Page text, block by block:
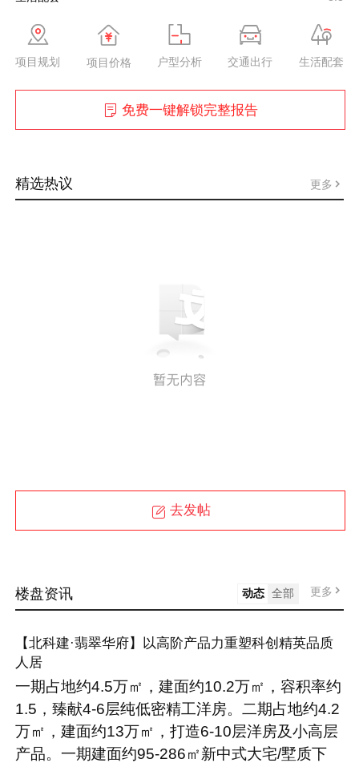
项目规划 项目价格 户型分析 交通出行 生活配套
免费一键解锁完整报告
精选热议 更多
去发帖
楼盘资讯 动态 全部 更多
【北科建·翡翠华府】以高阶产品力重塑科创精英品质
人居
一期占地约4.5万㎡，建面约10.2万㎡，容积率约
1.5，臻献4-6层纯低密精工洋房。二期占地约4.2
万㎡，建面约13万㎡，打造6-10层洋房及小高层
产品。一期建面约95-286㎡新中式大宅/墅质下